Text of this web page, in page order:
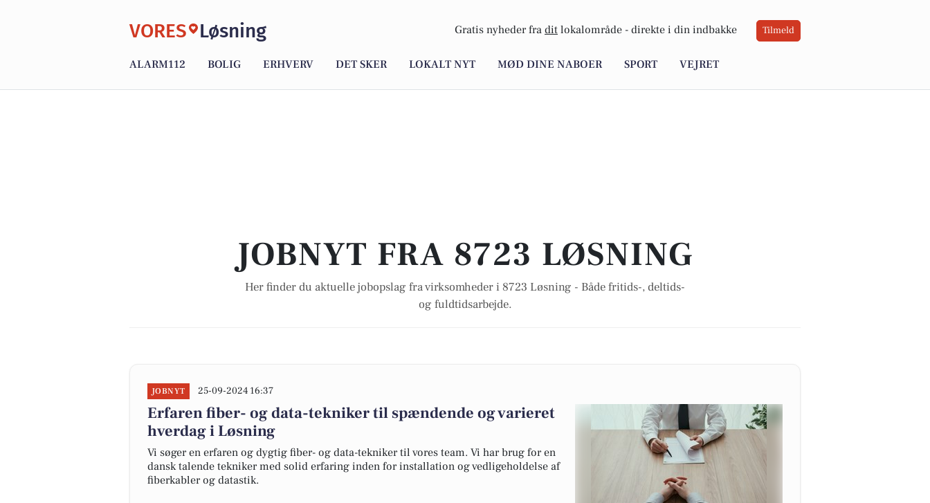
VORES Løsning Gratis nyheder fra dit lokalområde - direkte i din indbakke Tilmeld
ALARM112 BOLIG ERHVERV DET SKER LOKALT NYT MØD DINE NABOER SPORT VEJRET
JOBNYT FRA 8723 LØSNING
Her finder du aktuelle jobopslag fra virksomheder i 8723 Løsning - Både fritids-, deltids-
og fuldtidsarbejde.
JOBNYT 25-09-2024 16:37
Erfaren fiber- og data-tekniker til spændende og varieret
hverdag i Løsning
Vi søger en erfaren og dygtig fiber- og data-tekniker til vores team. Vi har brug for en
dansk talende tekniker med solid erfaring inden for installation og vedligeholdelse af
fiberkabler og datastik.